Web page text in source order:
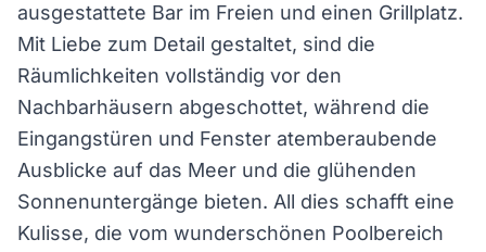
ausgestattete Bar im Freien und einen Grillplatz.
Mit Liebe zum Detail gestaltet, sind die
Räumlichkeiten vollständig vor den
Nachbarhäusern abgeschottet, während die
Eingangstüren und Fenster atemberaubende
Ausblicke auf das Meer und die glühenden
Sonnenuntergänge bieten. All dies schafft eine
Kulisse, die vom wunderschönen Poolbereich